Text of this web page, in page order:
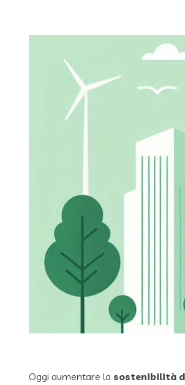
Oggi aumentare la sostenibilità